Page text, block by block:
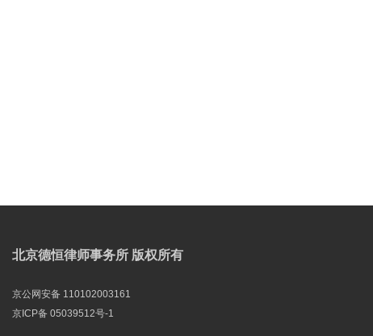
北京德恒律师事务所 版权所有
京公网安备 110102003161
京ICP备 05039512号-1